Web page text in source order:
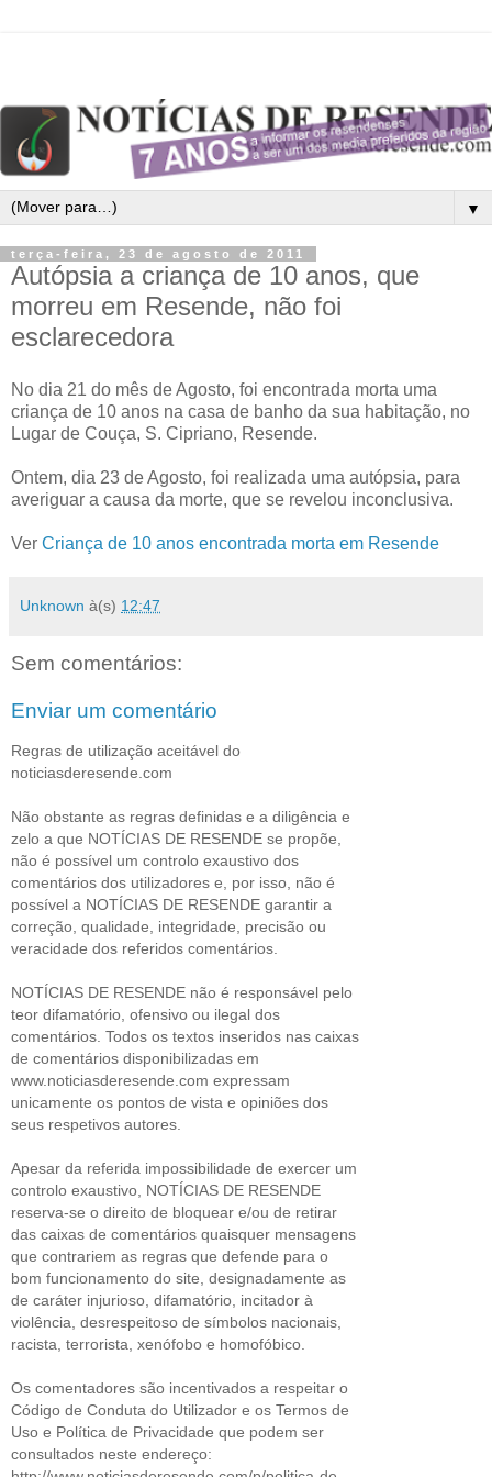
▼
terça-feira, 23 de agosto de 2011
Autópsia a criança de 10 anos, que
morreu em Resende, não foi
esclarecedora
No dia 21 do mês de Agosto, foi encontrada morta uma
criança de 10 anos na casa de banho da sua habitação, no
Lugar de Couça, S. Cipriano, Resende.
Ontem, dia 23 de Agosto, foi realizada uma autópsia, para
averiguar a causa da morte, que se revelou inconclusiva.
Ver Criança de 10 anos encontrada morta em Resende
Unknown à(s) 12:47
Sem comentários:
Enviar um comentário
Regras de utilização aceitável do
noticiasderesende.com
Não obstante as regras definidas e a diligência e
zelo a que NOTÍCIAS DE RESENDE se propõe,
não é possível um controlo exaustivo dos
comentários dos utilizadores e, por isso, não é
possível a NOTÍCIAS DE RESENDE garantir a
correção, qualidade, integridade, precisão ou
veracidade dos referidos comentários.
NOTÍCIAS DE RESENDE não é responsável pelo
teor difamatório, ofensivo ou ilegal dos
comentários. Todos os textos inseridos nas caixas
de comentários disponibilizadas em
www.noticiasderesende.com expressam
unicamente os pontos de vista e opiniões dos
seus respetivos autores.
Apesar da referida impossibilidade de exercer um
controlo exaustivo, NOTÍCIAS DE RESENDE
reserva-se o direito de bloquear e/ou de retirar
das caixas de comentários quaisquer mensagens
que contrariem as regras que defende para o
bom funcionamento do site, designadamente as
de caráter injurioso, difamatório, incitador à
violência, desrespeitoso de símbolos nacionais,
racista, terrorista, xenófobo e homofóbico.
Os comentadores são incentivados a respeitar o
Código de Conduta do Utilizador e os Termos de
Uso e Política de Privacidade que podem ser
consultados neste endereço: